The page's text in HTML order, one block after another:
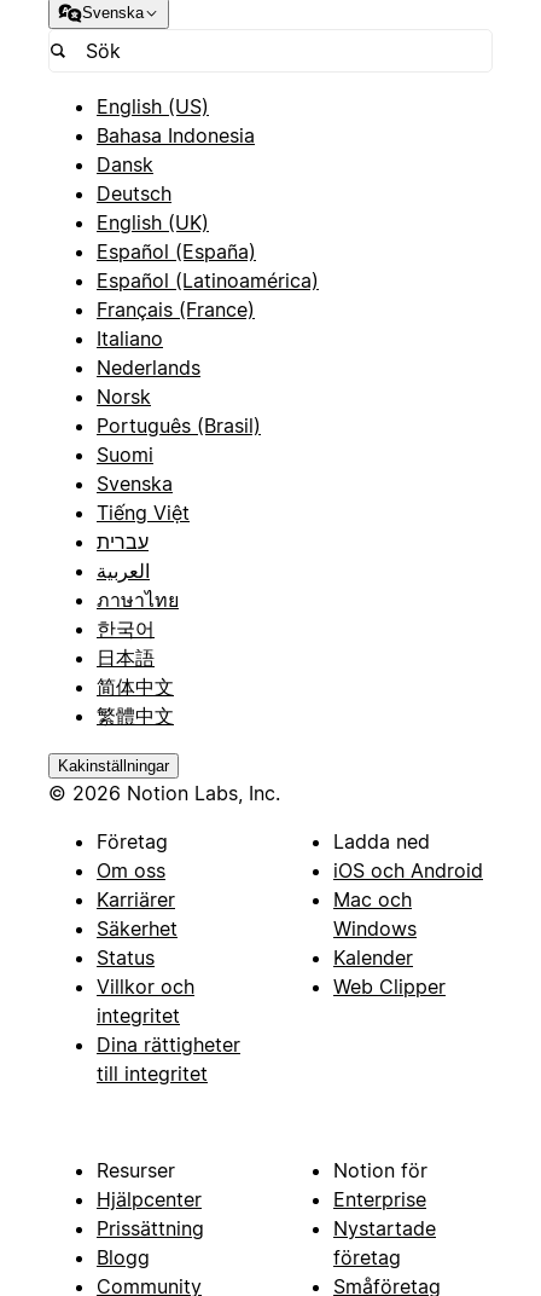
Svenska
English (US)
Bahasa Indonesia
Dansk
Deutsch
English (UK)
Español (España)
Español (Latinoamérica)
Français (France)
Italiano
Nederlands
Norsk
Português (Brasil)
Suomi
Svenska
Tiếng Việt
עברית
العربية
ภาษาไทย
한국어
日本語
简体中文
繁體中文
Kakinställningar
© 2026 Notion Labs, Inc.
Företag
Om oss
Karriärer
Säkerhet
Status
Villkor och
integritet
Dina rättigheter
till integritet
Ladda ned
iOS och Android
Mac och
Windows
Kalender
Web Clipper
Resurser
Hjälpcenter
Prissättning
Blogg
Community
Notion för
Enterprise
Nystartade
företag
Småföretag